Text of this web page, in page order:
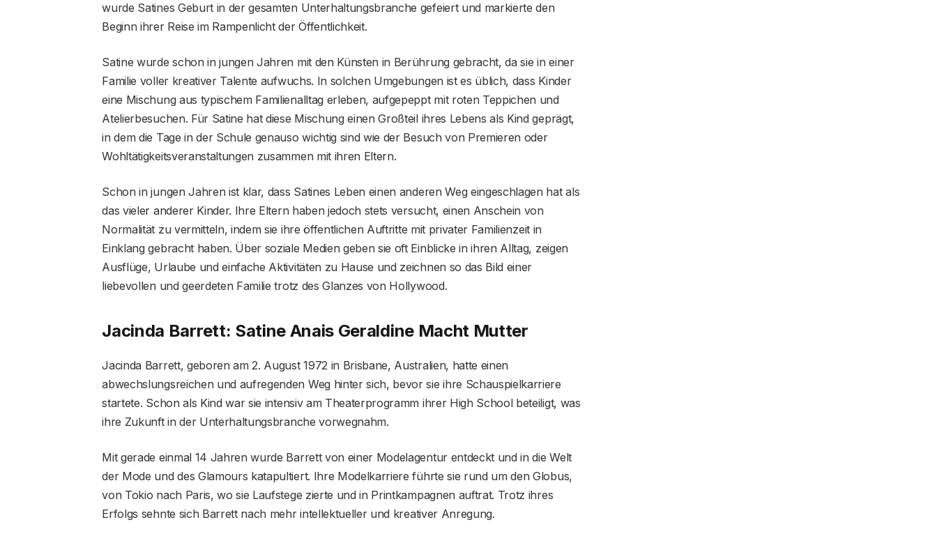
wurde Satines Geburt in der gesamten Unterhaltungsbranche gefeiert und markierte den
Beginn ihrer Reise im Rampenlicht der Öffentlichkeit.
Satine wurde schon in jungen Jahren mit den Künsten in Berührung gebracht, da sie in einer
Familie voller kreativer Talente aufwuchs. In solchen Umgebungen ist es üblich, dass Kinder
eine Mischung aus typischem Familienalltag erleben, aufgepeppt mit roten Teppichen und
Atelierbesuchen. Für Satine hat diese Mischung einen Großteil ihres Lebens als Kind geprägt,
in dem die Tage in der Schule genauso wichtig sind wie der Besuch von Premieren oder
Wohltätigkeitsveranstaltungen zusammen mit ihren Eltern.
Schon in jungen Jahren ist klar, dass Satines Leben einen anderen Weg eingeschlagen hat als
das vieler anderer Kinder. Ihre Eltern haben jedoch stets versucht, einen Anschein von
Normalität zu vermitteln, indem sie ihre öffentlichen Auftritte mit privater Familienzeit in
Einklang gebracht haben. Über soziale Medien geben sie oft Einblicke in ihren Alltag, zeigen
Ausflüge, Urlaube und einfache Aktivitäten zu Hause und zeichnen so das Bild einer
liebevollen und geerdeten Familie trotz des Glanzes von Hollywood.
Jacinda Barrett: Satine Anais Geraldine Macht Mutter
Jacinda Barrett, geboren am 2. August 1972 in Brisbane, Australien, hatte einen
abwechslungsreichen und aufregenden Weg hinter sich, bevor sie ihre Schauspielkarriere
startete. Schon als Kind war sie intensiv am Theaterprogramm ihrer High School beteiligt, was
ihre Zukunft in der Unterhaltungsbranche vorwegnahm.
Mit gerade einmal 14 Jahren wurde Barrett von einer Modelagentur entdeckt und in die Welt
der Mode und des Glamours katapultiert. Ihre Modelkarriere führte sie rund um den Globus,
von Tokio nach Paris, wo sie Laufstege zierte und in Printkampagnen auftrat. Trotz ihres
Erfolgs sehnte sich Barrett nach mehr intellektueller und kreativer Anregung.